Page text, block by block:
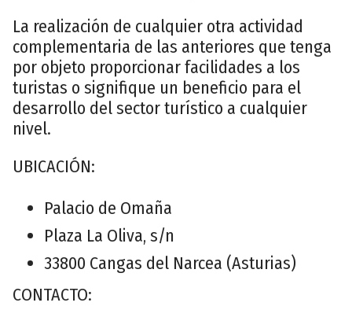
La realización de cualquier otra actividad
complementaria de las anteriores que tenga
por objeto proporcionar facilidades a los
turistas o signifique un beneficio para el
desarrollo del sector turístico a cualquier
nivel.
UBICACIÓN:
Palacio de Omaña
Plaza La Oliva, s/n
33800 Cangas del Narcea (Asturias)
CONTACTO: